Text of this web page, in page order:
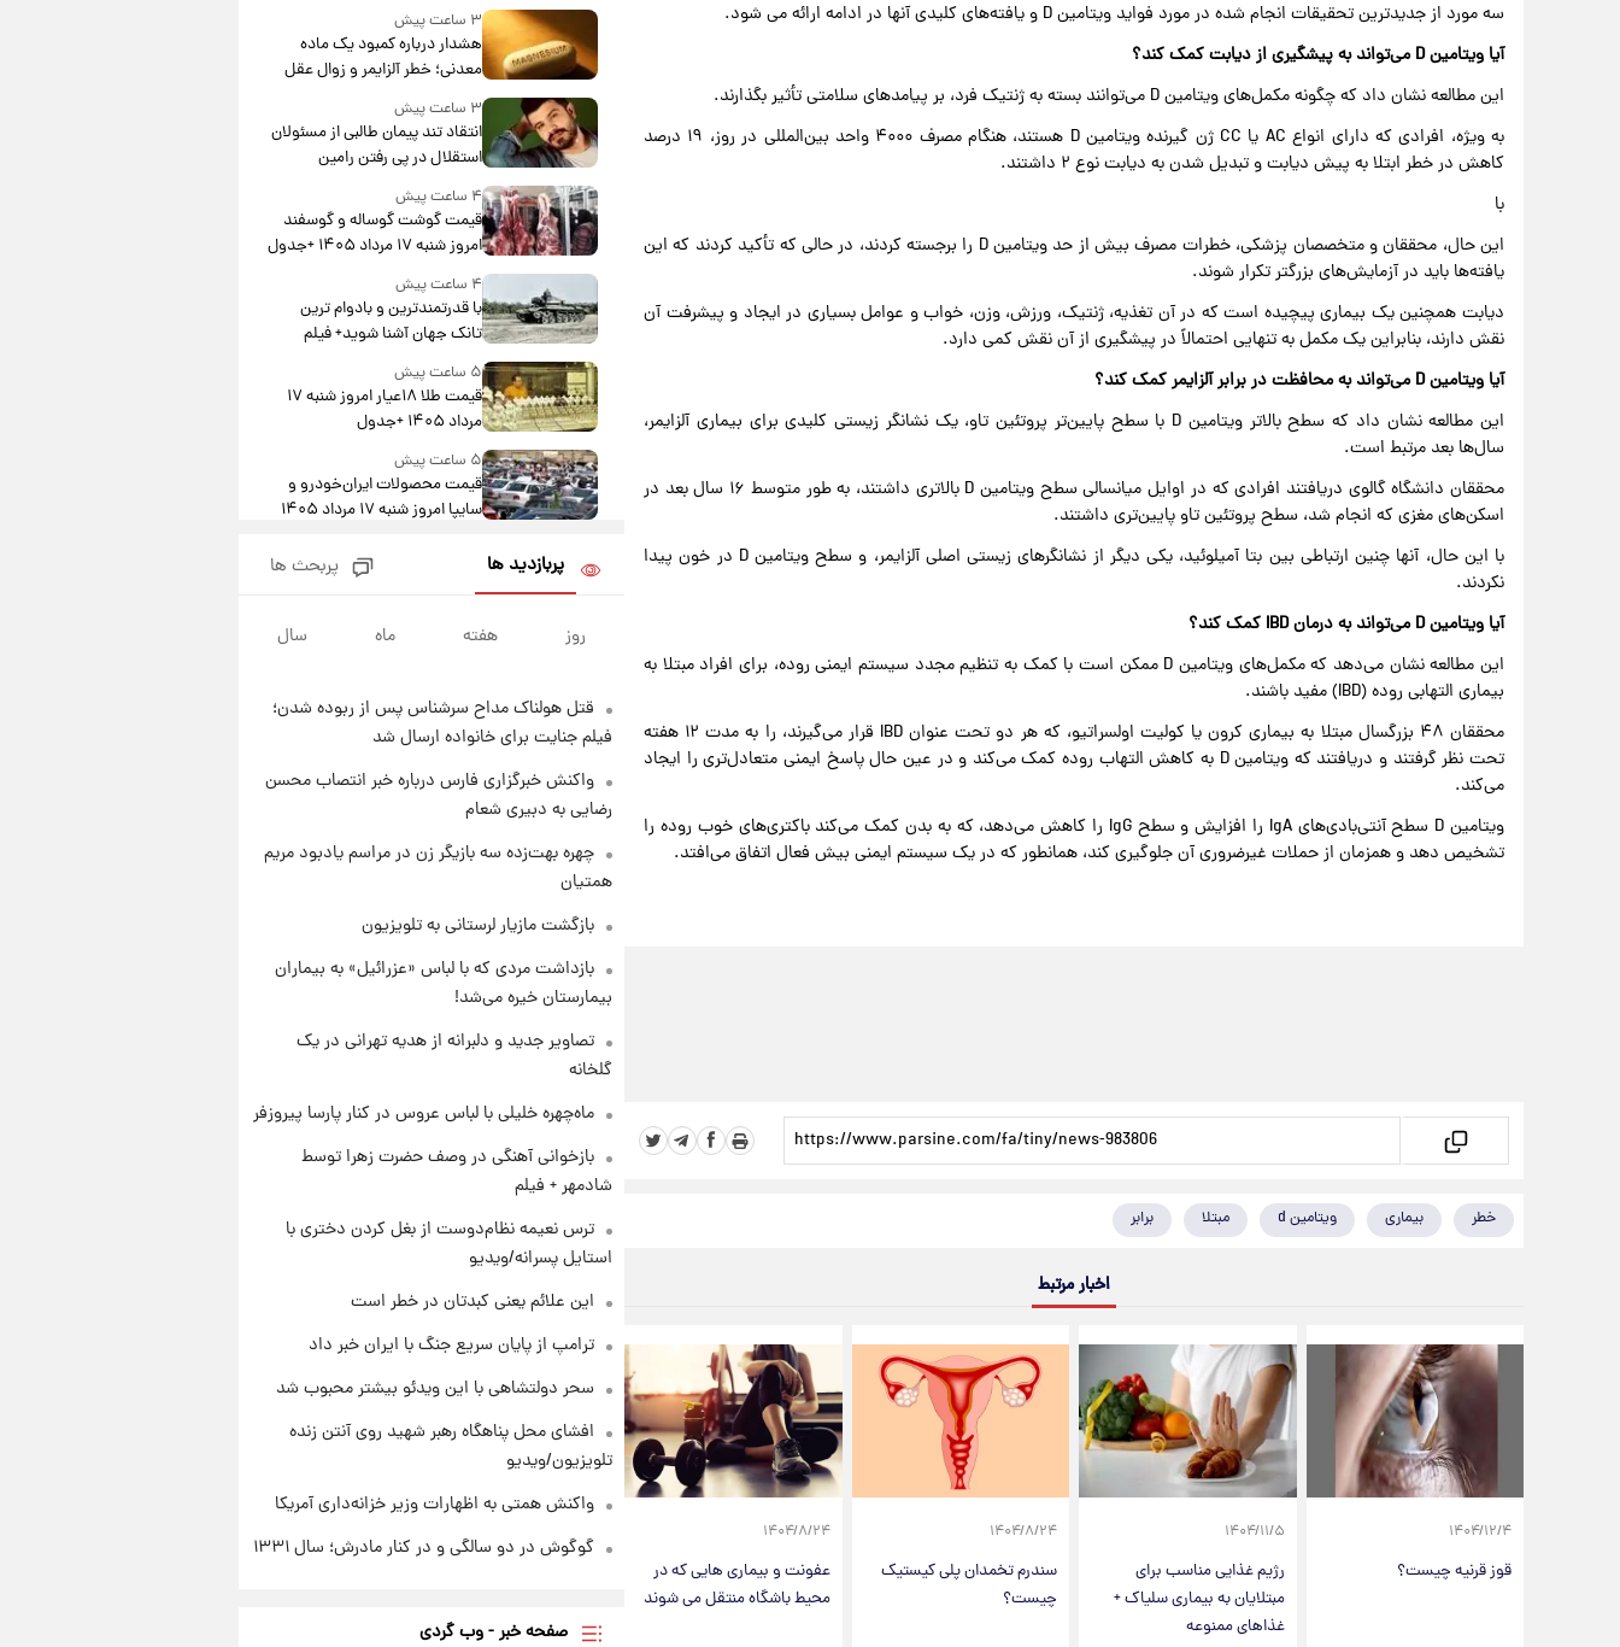
سه مورد از جدیدترین تحقیقات انجام شده در مورد فواید ویتامین D و یافته‌های کلیدی آنها در ادامه ارائه می شود.
آیا ویتامین D می‌تواند به پیشگیری از دیابت کمک کند؟
این مطالعه نشان داد که چگونه مکمل‌های ویتامین D می‌توانند بسته به ژنتیک فرد، بر پیامدهای سلامتی تأثیر بگذارند.
به ویژه، افرادی که دارای انواع AC یا CC ژن گیرنده ویتامین D هستند، هنگام مصرف ۴۰۰۰ واحد بین‌المللی در روز، ۱۹ درصد
کاهش در خطر ابتلا به پیش دیابت و تبدیل شدن به دیابت نوع ۲ داشتند.
با
این حال، محققان و متخصصان پزشکی، خطرات مصرف بیش از حد ویتامین D را برجسته کردند، در حالی که تأکید کردند که این
یافته‌ها باید در آزمایش‌های بزرگتر تکرار شوند.
دیابت همچنین یک بیماری پیچیده است که در آن تغذیه، ژنتیک، ورزش، وزن، خواب و عوامل بسیاری در ایجاد و پیشرفت آن
نقش دارند، بنابراین یک مکمل به تنهایی احتمالاً در پیشگیری از آن نقش کمی دارد.
آیا ویتامین D می‌تواند به محافظت در برابر آلزایمر کمک کند؟
این مطالعه نشان داد که سطح بالاتر ویتامین D با سطح پایین‌تر پروتئین تاو، یک نشانگر زیستی کلیدی برای بیماری آلزایمر،
سال‌ها بعد مرتبط است.
محققان دانشگاه گالوی دریافتند افرادی که در اوایل میانسالی سطح ویتامین D بالاتری داشتند، به طور متوسط ۱۶ سال بعد در
اسکن‌های مغزی که انجام شد، سطح پروتئین تاو پایین‌تری داشتند.
با این حال، آنها چنین ارتباطی بین بتا آمیلوئید، یکی دیگر از نشانگرهای زیستی اصلی آلزایمر، و سطح ویتامین D در خون پیدا
نکردند.
آیا ویتامین D می‌تواند به درمان IBD کمک کند؟
این مطالعه نشان می‌دهد که مکمل‌های ویتامین D ممکن است با کمک به تنظیم مجدد سیستم ایمنی روده، برای افراد مبتلا به
بیماری التهابی روده (IBD) مفید باشند.
محققان ۴۸ بزرگسال مبتلا به بیماری کرون یا کولیت اولسراتیو، که هر دو تحت عنوان IBD قرار می‌گیرند، را به مدت ۱۲ هفته
تحت نظر گرفتند و دریافتند که ویتامین D به کاهش التهاب روده کمک می‌کند و در عین حال پاسخ ایمنی متعادل‌تری را ایجاد
می‌کند.
ویتامین D سطح آنتی‌بادی‌های IgA را افزایش و سطح IgG را کاهش می‌دهد، که به بدن کمک می‌کند باکتری‌های خوب روده را
تشخیص دهد و همزمان از حملات غیرضروری آن جلوگیری کند، همانطور که در یک سیستم ایمنی بیش فعال اتفاق می‌افتد.
خطر بیماری ویتامین d مبتلا برابر
اخبار مرتبط
۱۴۰۴/۱۲/۴
قوز قرنیه چیست؟
۱۴۰۴/۱۱/۵
رژیم غذایی مناسب برای
مبتلایان به بیماری سلیاک +
غذاهای ممنوعه
۱۴۰۴/۸/۲۴
سندرم تخمدان پلی کیستیک
چیست؟
۱۴۰۴/۸/۲۴
عفونت و بیماری هایی که در
محیط باشگاه منتقل می شوند
۳ ساعت پیش
هشدار درباره کمبود یک ماده
معدنی؛ خطر آلزایمر و زوال عقل
۳ ساعت پیش
انتقاد تند پیمان طالبی از مسئولان
استقلال در پی رفتن رامین
رضاییان+ عکس
۴ ساعت پیش
قیمت گوشت گوساله و گوسفند
امروز شنبه ۱۷ مرداد ۱۴۰۵ +جدول
۴ ساعت پیش
با قدرتمندترین و بادوام ترین
تانک جهان آشنا شوید+ فیلم
۵ ساعت پیش
قیمت طلا ۱۸عیار امروز شنبه ۱۷
مرداد ۱۴۰۵ +جدول
۵ ساعت پیش
قیمت محصولات ایران‌خودرو و
سایپا امروز شنبه ۱۷ مرداد ۱۴۰۵
یک پیش ‌بینی مهم برای قیمت
۱۹ ساعت پیش
۱ روز پیش
تصاویر کمتر دیده‌شده از شهیدان
حاجی‌زاده و باقری؛ فرماندهان
شهید هوافضای ایران
۱ روز پیش
قیمت خودروهای سایپا تغییر کرد؛
لیست قیمت جمعه ۱۶ مرداد
پربازدید ها پربحث ها
روز هفته ماه سال
قتل هولناک مداح سرشناس پس از ربوده شدن؛
فیلم جنایت برای خانواده ارسال شد
واکنش خبرگزاری فارس درباره خبر انتصاب محسن
رضایی به دبیری شعام
چهره بهت‌زده سه بازیگر زن در مراسم یادبود مریم
همتیان
بازگشت مازیار لرستانی به تلویزیون
بازداشت مردی که با لباس «عزرائیل» به بیماران
بیمارستان خیره می‌شد!
تصاویر جدید و دلبرانه از هدیه تهرانی در یک
گلخانه
ماه‌چهره خلیلی با لباس عروس در کنار پارسا پیروزفر
بازخوانی آهنگی در وصف حضرت زهرا توسط
شادمهر + فیلم
ترس نعیمه نظام‌دوست از بغل کردن دختری با
استایل پسرانه/ویدیو
این علائم یعنی کبدتان در خطر است
ترامپ از پایان سریع جنگ با ایران خبر داد
سحر دولتشاهی با این ویدئو بیشتر محبوب شد
افشای محل پناهگاه‌ رهبر شهید روی آنتن زنده
تلویزیون/ویدیو
واکنش همتی به اظهارات وزیر خزانه‌داری آمریکا
گوگوش در دو سالگی و در کنار مادرش؛ سال ۱۳۳۱
صفحه خبر - وب گردی